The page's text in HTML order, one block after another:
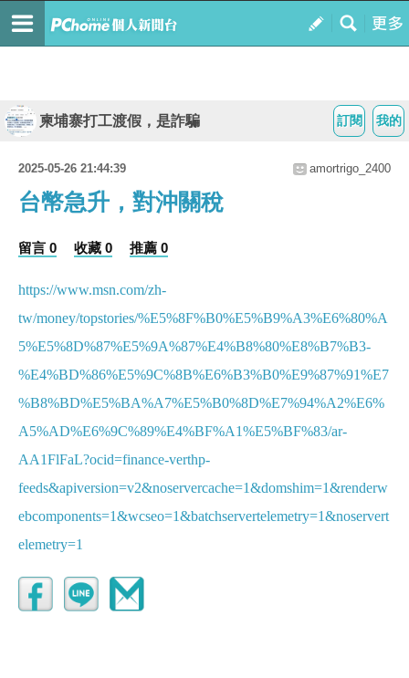
我的
訂閱
柬埔寨打工渡假，是詐騙
2025-05-26 21:44:39 amortrigo_2400
台幣急升，對沖關稅
留言 0 收藏 0 推薦 0
https://www.msn.com/zh-
tw/money/topstories/%E5%8F%B0%E5%B9%A3%E6%80%A
5%E5%8D%87%E5%9A%87%E4%B8%80%E8%B7%B3-
%E4%BD%86%E5%9C%8B%E6%B3%B0%E9%87%91%E7
%B8%BD%E5%BA%A7%E5%B0%8D%E7%94%A2%E6%
A5%AD%E6%9C%89%E4%BF%A1%E5%BF%83/ar-
AA1FlFaL?ocid=finance-verthp-
feeds&apiversion=v2&noservercache=1&domshim=1&renderw
ebcomponents=1&wcseo=1&batchservertelemetry=1&noservert
elemetry=1